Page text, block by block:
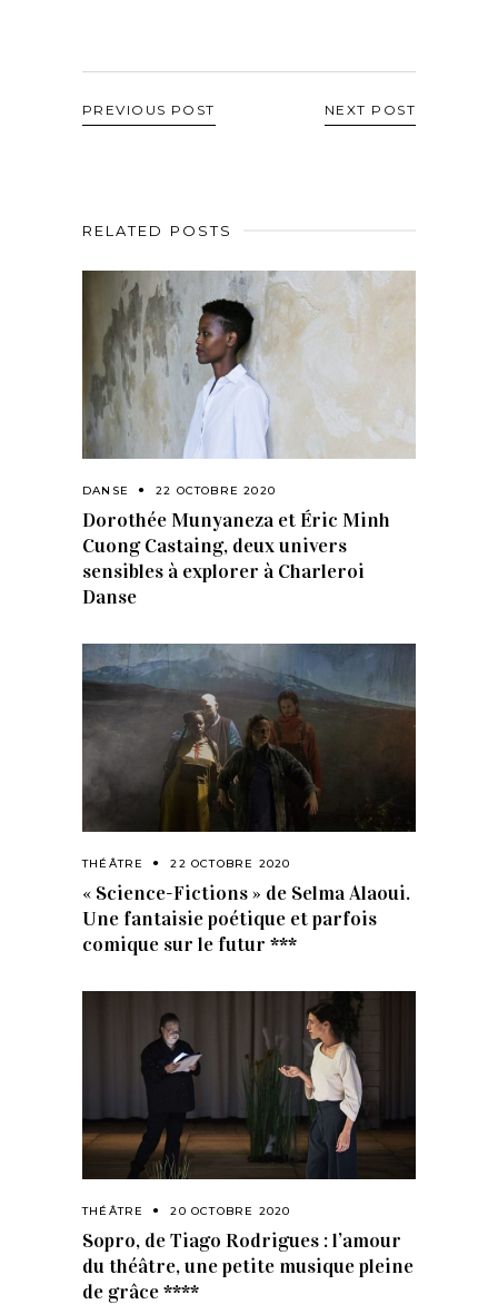
PREVIOUS POST NEXT POST
RELATED POSTS
DANSE 22 OCTOBRE 2020
Dorothée Munyaneza et Éric Minh
Cuong Castaing, deux univers
sensibles à explorer à Charleroi
Danse
THÉÂTRE 22 OCTOBRE 2020
« Science-Fictions » de Selma Alaoui.
Une fantaisie poétique et parfois
comique sur le futur ***
THÉÂTRE 20 OCTOBRE 2020
Sopro, de Tiago Rodrigues : l’amour
du théâtre, une petite musique pleine
de grâce ****